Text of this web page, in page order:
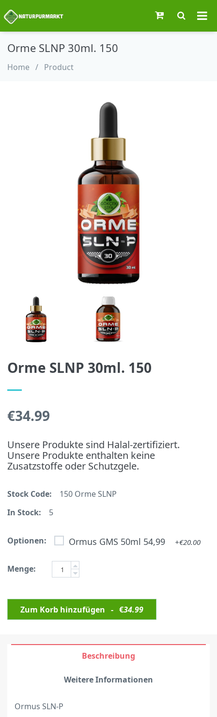
Orme SLNP 30ml. 150
Home / Product
Orme SLNP 30ml. 150
€34.99
Unsere Produkte sind Halal-zertifiziert.
Unsere Produkte enthalten keine
Zusatzstoffe oder Schutzgele.
Stock Code:
150 Orme SLNP
In Stock:
5
Optionen: Ormus GMS 50ml 54,99 +€20.00
Menge:
Zum Korb hinzufügen - €34.99
Beschreibung
Weitere Informationen
Ormus SLN-P